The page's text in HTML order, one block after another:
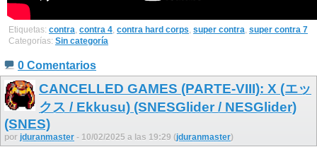
Etiquetas: contra, contra 4, contra hard corps, super contra, super contra 7
Categorías: Sin categoría
0 Comentarios
CANCELLED GAMES (PARTE-VIII): X (エッ
クス / Ekkusu) (SNESGlider / NESGlider)
(SNES)
por jduranmaster - 10/02/2025 a las 19:29 (jduranmaster)